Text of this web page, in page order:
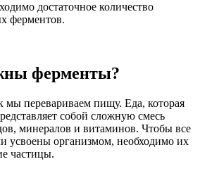
достаточное количество
ферментов.
ферменты?
мы перевариваем пищу. Еда, которая
собой сложную смесь
минералов и витаминов. Чтобы все
усвоены организмом, необходимо их
частицы.